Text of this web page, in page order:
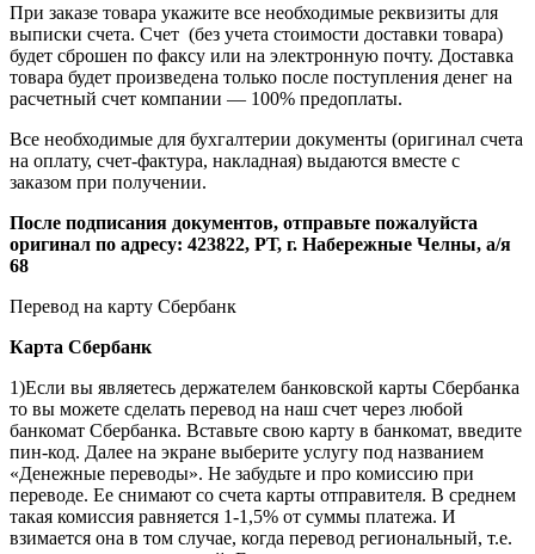
При заказе товара укажите все необходимые реквизиты для
выписки счета. Счет (без учета стоимости доставки товара)
будет сброшен по факсу или на электронную почту. Доставка
товара будет произведена только после поступления денег на
расчетный счет компании — 100% предоплаты.
Все необходимые для бухгалтерии документы (оригинал счета
на оплату, счет-фактура, накладная) выдаются вместе с
заказом при получении.
После подписания документов, отправьте пожалуйста
оригинал по адресу: 423822, РТ, г. Набережные Челны, а/я
68
Перевод на карту Сбербанк
Карта Сбербанк
1)Если вы являетесь держателем банковской карты Сбербанка
то вы можете сделать перевод на наш счет через любой
банкомат Сбербанка. Вставьте свою карту в банкомат, введите
пин-код. Далее на экране выберите услугу под названием
«Денежные переводы». Не забудьте и про комиссию при
переводе. Ее снимают со счета карты отправителя. В среднем
такая комиссия равняется 1-1,5% от суммы платежа. И
взимается она в том случае, когда перевод региональный, т.е.